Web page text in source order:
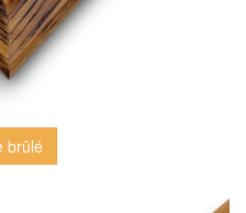
brûlé